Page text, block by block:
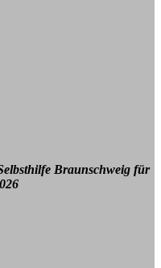
Braunschweig für